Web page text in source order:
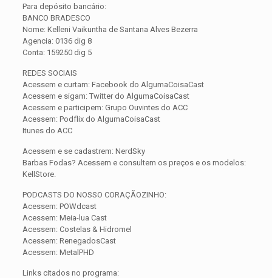
Para depósito bancário:
BANCO BRADESCO
Nome: Kelleni Vaikuntha de Santana Alves Bezerra
Agencia: 0136 dig 8
Conta: 159250 dig 5
REDES SOCIAIS
Acessem e curtam: Facebook do AlgumaCoisaCast
Acessem e sigam: Twitter do AlgumaCoisaCast
Acessem e participem: Grupo Ouvintes do ACC
Acessem: Podflix do AlgumaCoisaCast
Itunes do ACC
Acessem e se cadastrem: NerdSky
Barbas Fodas? Acessem e consultem os preços e os modelos:
KellStore.
PODCASTS DO NOSSO CORAÇÃOZINHO:
Acessem: POWdcast
Acessem: Meia-lua Cast
Acessem: Costelas & Hidromel
Acessem: RenegadosCast
Acessem: MetalPHD
Links citados no programa: